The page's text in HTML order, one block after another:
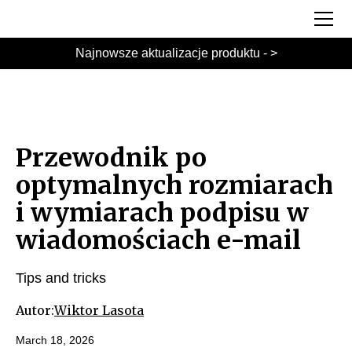
Najnowsze aktualizacje produktu - >
Przewodnik po
optymalnych rozmiarach
i wymiarach podpisu w
wiadomościach e-mail
Tips and tricks
Autor:Wiktor Lasota
March 18, 2026